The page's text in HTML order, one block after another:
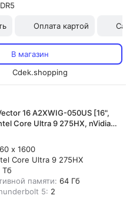
Оплата картой
В магазин
Cdek.shopping
16 A2XWIG-050US [16",
Core Ultra 9 275HX, nVidia
64 Гб, DDR5, 2 Тб,
x 1600
Core Ultra 9 275HX
Тб
памяти: 64 Гб
5: 2